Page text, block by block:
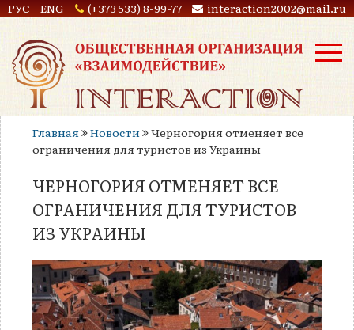
РУС ENG (+373 533) 8-99-77 interaction2002@mail.ru
Главная Новости
Черногория отменяет все
ограничения для туристов из Украины
ЧЕРНОГОРИЯ ОТМЕНЯЕТ ВСЕ
ОГРАНИЧЕНИЯ ДЛЯ ТУРИСТОВ
ИЗ УКРАИНЫ